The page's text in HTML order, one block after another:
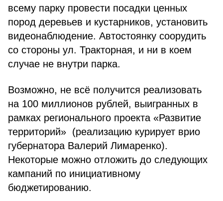
всему парку провести посадки ценных
пород деревьев и кустарников, установить
видеонаблюдение. Автостоянку соорудить
со стороны ул. Тракторная, и ни в коем
случае не внутри парка.
Возможно, не всё получится реализовать
на 100 миллионов рублей, выигранных в
рамках регионального проекта «Развитие
территорий» (реализацию курирует врио
губернатора Валерий Лимаренко).
Некоторые можно отложить до следующих
кампаний по инициативному
бюджетированию.